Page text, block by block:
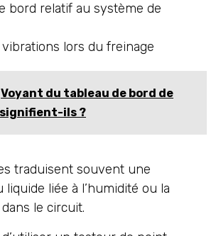
bord relatif au système de
lors du freinage
Voyant du tableau de bord de
signifient-ils ?
traduisent souvent une
liquide liée à l’humidité ou la
le circuit.